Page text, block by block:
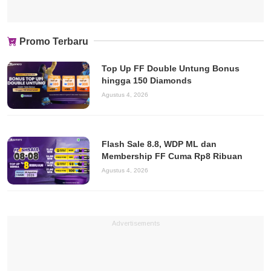
Promo Terbaru
Top Up FF Double Untung Bonus
hingga 150 Diamonds
Agustus 4, 2026
Flash Sale 8.8, WDP ML dan
Membership FF Cuma Rp8 Ribuan
Agustus 4, 2026
Advertisements